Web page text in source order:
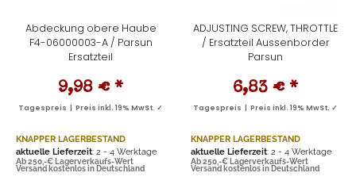
Abdeckung obere Haube
F4-06000003-A / Parsun
Ersatzteil
9,98 € *
Tagespreis | Preis inkl. 19% MwSt. ✓
KNAPPER LAGERBESTAND
aktuelle Lieferzeit: 2 - 4 Werktage
Ab 250,-€ Lagerverkaufs-Wert
Versand kostenlos in Deutschland
ADJUSTING SCREW, THROTTLE
/ Ersatzteil Aussenborder
Parsun
6,83 € *
Tagespreis | Preis inkl. 19% MwSt. ✓
KNAPPER LAGERBESTAND
aktuelle Lieferzeit: 2 - 4 Werktage
Ab 250,-€ Lagerverkaufs-Wert
Versand kostenlos in Deutschland